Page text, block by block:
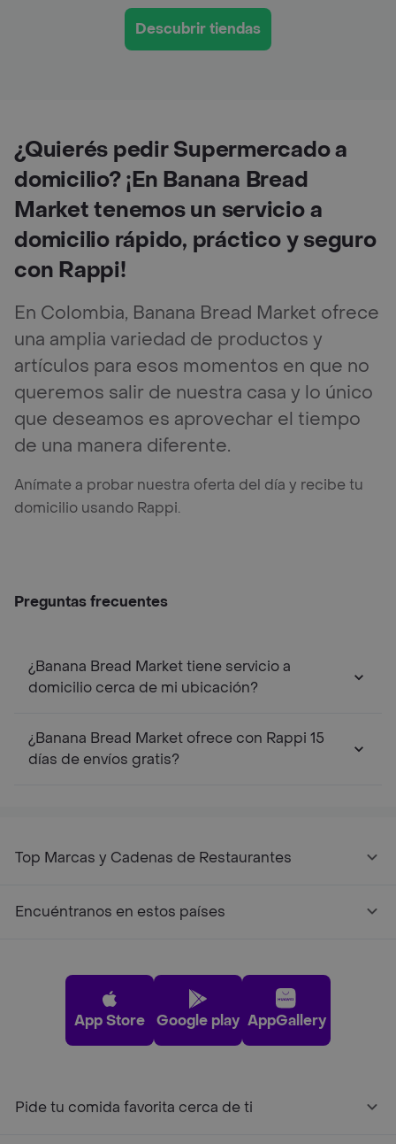
Descubrir tiendas
¿Quierés pedir Supermercado a
domicilio? ¡En Banana Bread
Market tenemos un servicio a
domicilio rápido, práctico y seguro
con Rappi!
En Colombia, Banana Bread Market ofrece
una amplia variedad de productos y
artículos para esos momentos en que no
queremos salir de nuestra casa y lo único
que deseamos es aprovechar el tiempo
de una manera diferente.
Anímate a probar nuestra oferta del día y recibe tu
domicilio usando Rappi.
Preguntas frecuentes
¿Banana Bread Market tiene servicio a
domicilio cerca de mi ubicación?
¿Banana Bread Market ofrece con Rappi 15
días de envíos gratis?
Top Marcas y Cadenas de Restaurantes
Encuéntranos en estos países
App Store Google play AppGallery
Pide tu comida favorita cerca de ti